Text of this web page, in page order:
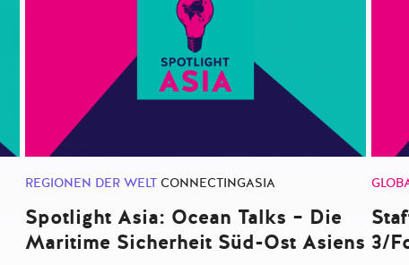
REGIONEN DER WELT CONNECTINGASIA
Spotlight Asia: Ocean Talks – Die
Maritime Sicherheit Süd-Ost Asiens 3/